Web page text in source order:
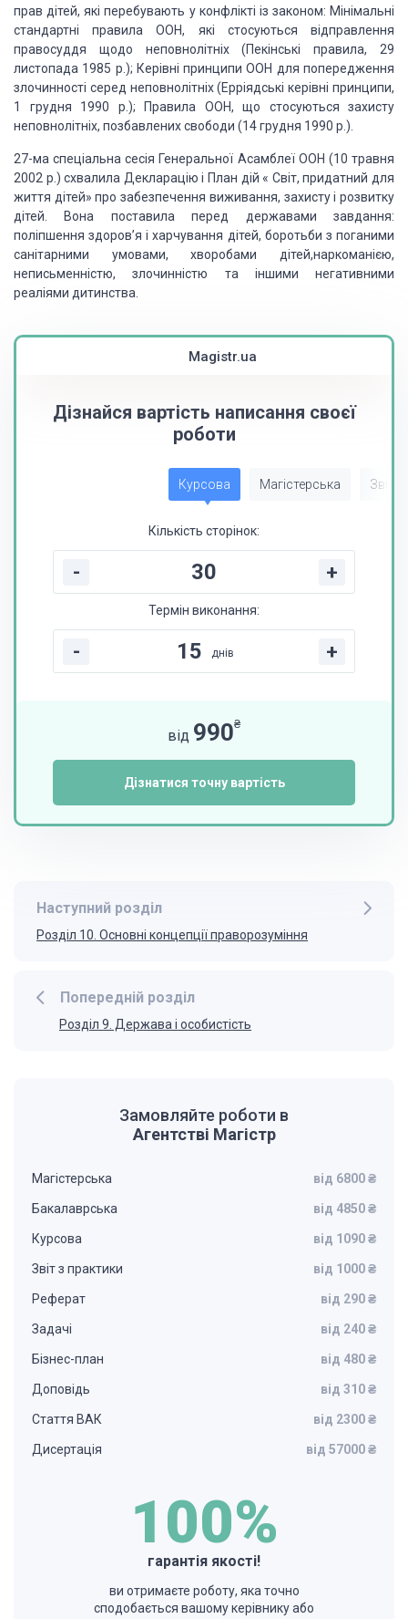
прав дітей, які перебувають у конфлікті із законом: Мінімальні
стандартні правилаООН, які стосуються від­правлення
правосуддя щодо неповнолітніх (Пекінськіправила, 29
листопада 1985 p .); Керівні принципиООН дляпопередження
злочинності серед неповнолітніх (Ерріядські керівні принципи,
1 грудня 1990 p .); Правила ООН, що стосуються захисту
неповнолітніх, позбавлених свободи (14грудня 1990 p .).
27-ма спеціальна сесія Генеральної Асамблеї ООН (10травня
2002 р. )схвалила Декларацію і План дій« Світ, при­датний для
життя дітей» про забезпечення виживання, захисту і розвитку
дітей. Вона поставила перед державами завдання:
поліпшення здоров’я і харчування дітей, бороть­би з поганими
санітарними умовами, хворобами дітей,наркоманією,
неписьменністю, злочинністю та іншими негативними
реаліями дитинства.
Magistr.ua
Дізнайся вартість написання своєї
роботи
Курсова Магістерська Звіт
Кількість сторінок:
- +
Термін виконання:
- днів +
від 990₴
Дізнатися точну вартість
Попередній розділ
Розділ 9. Держава і особистість
Наступний розділ
Розділ 10. Основні концепції праворозуміння
Замовляйте роботи в
Агентстві Магістр
Магістерська від 6800 ₴
Бакалаврська від 4850 ₴
Курсова від 1090 ₴
Звіт з практики від 1000 ₴
Реферат від 290 ₴
Задачі від 240 ₴
Бізнес-план від 480 ₴
Доповідь від 310 ₴
Стаття ВАК від 2300 ₴
Дисертація від 57000 ₴
100%
гарантія якості!
ви отримаєте роботу, яка точно
сподобається вашому керівнику або